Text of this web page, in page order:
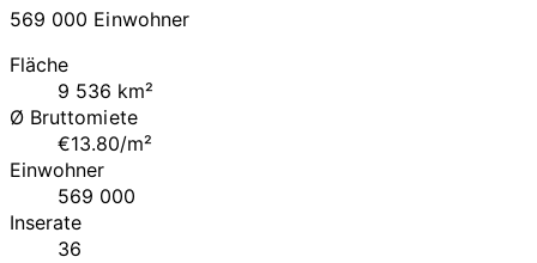
569 000 Einwohner
Fläche
9 536 km²
Ø Bruttomiete
€13.80/m²
Einwohner
569 000
Inserate
36